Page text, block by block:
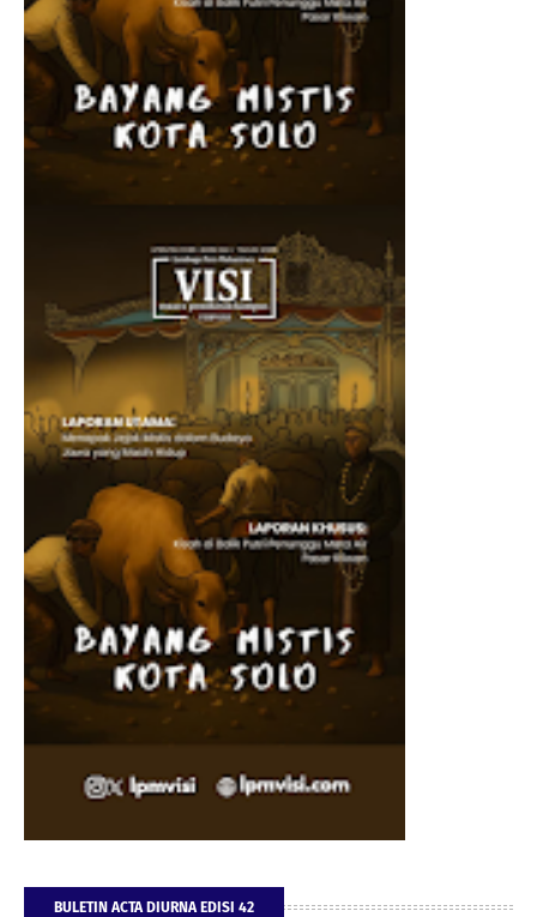
BULETIN ACTA DIURNA EDISI 42